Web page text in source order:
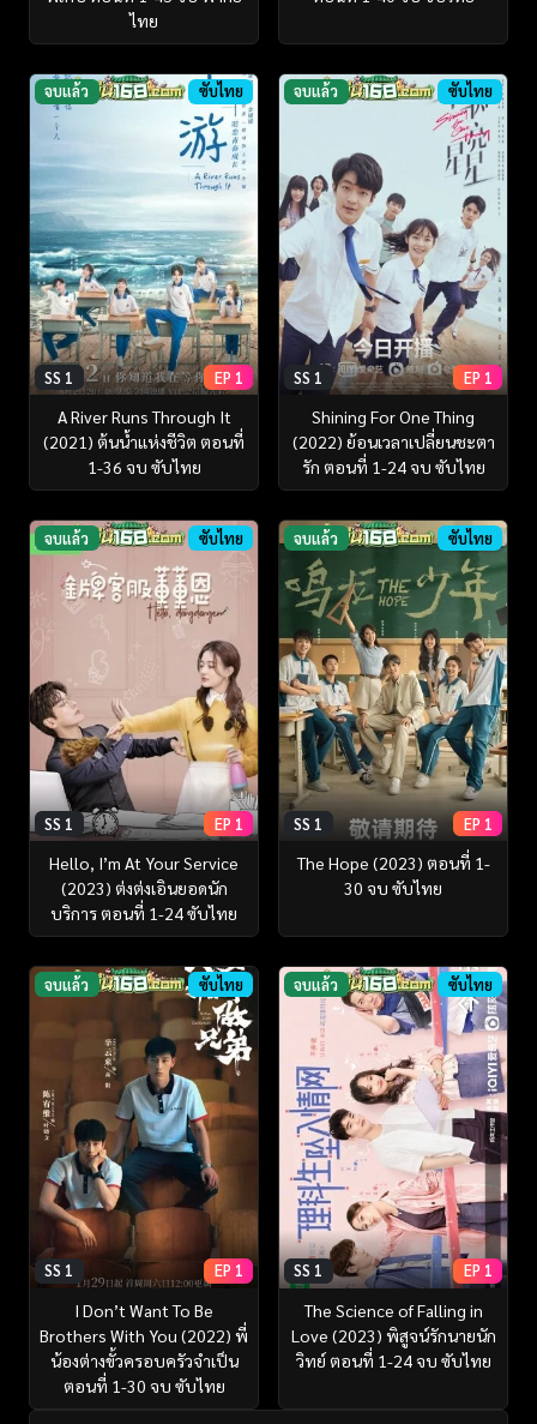
ไทย
จบแล้ว ซับไทย
SS 1 EP 1
A River Runs Through It
(2021) ต้นน้ำแห่งชีวิต ตอนที่
1-36 จบ ซับไทย
จบแล้ว ซับไทย
SS 1 EP 1
Shining For One Thing
(2022) ย้อนเวลาเปลี่ยนชะตา
รัก ตอนที่ 1-24 จบ ซับไทย
จบแล้ว ซับไทย
SS 1 EP 1
Hello, I’m At Your Service
(2023) ต่งต่งเอินยอดนัก
บริการ ตอนที่ 1-24 ซับไทย
จบแล้ว ซับไทย
SS 1 EP 1
The Hope (2023) ตอนที่ 1-
30 จบ ซับไทย
จบแล้ว ซับไทย
SS 1 EP 1
I Don’t Want To Be
Brothers With You (2022) พี่
น้องต่างขั้วครอบครัวจำเป็น
ตอนที่ 1-30 จบ ซับไทย
จบแล้ว ซับไทย
SS 1 EP 1
The Science of Falling in
Love (2023) พิสูจน์รักนายนัก
วิทย์ ตอนที่ 1-24 จบ ซับไทย